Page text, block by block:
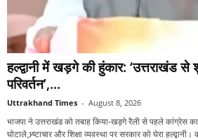
हल्द्वानी में खड़गे की हुंकार: ‘उत्तराखंड से
परिवर्तन’,...
Uttrakhand Times - August 8, 2026
भाजपा ने उत्तराखंड को तबाह किया-खड़गे रैली से पहले कांग्रेस का
घोटाले,भ्र्ष्टाचार और शिक्षा व्यवस्था पर सरकार को घेरा